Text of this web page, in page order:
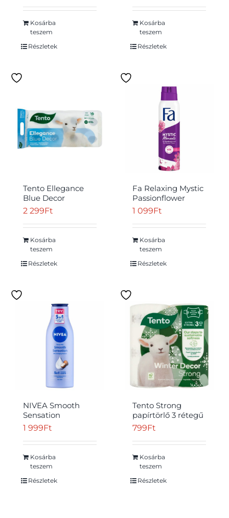
Kosárba
teszem
Részletek
Kosárba
teszem
Részletek
Tento Ellegance
Blue Decor
toalettpapír 3
2 299Ft
Kosárba
teszem
Részletek
Fa Relaxing Mystic
Passionflower
deospray
150 ml
1 099Ft
Kosárba
teszem
Részletek
NIVEA Smooth
Sensation
testápoló tej 250
1 999Ft
Kosárba
teszem
Részletek
Tento Strong
papírtörlő 3 rétegű
2 tekercs
799Ft
Kosárba
teszem
Részletek